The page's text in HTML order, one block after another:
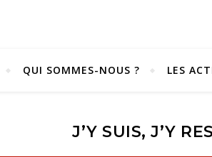
QUI SOMMES-NOUS ? LES
J’Y SUIS, J’Y